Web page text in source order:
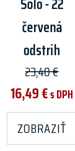
červená
odstrih
23,40€
Original
price
was:
16,49€Current
price
is:
s DPH
ZOBRAZIŤ